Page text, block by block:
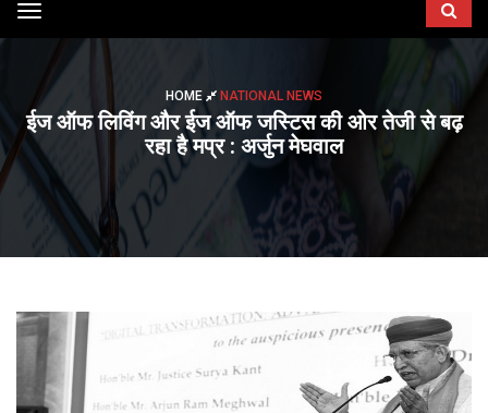
Toggle
navigation
HOME NATIONAL NEWS
ईज ऑफ लिविंग और ईज ऑफ जस्टिस की ओर तेजी से बढ़
रहा है मप्र : अर्जुन मेघवाल